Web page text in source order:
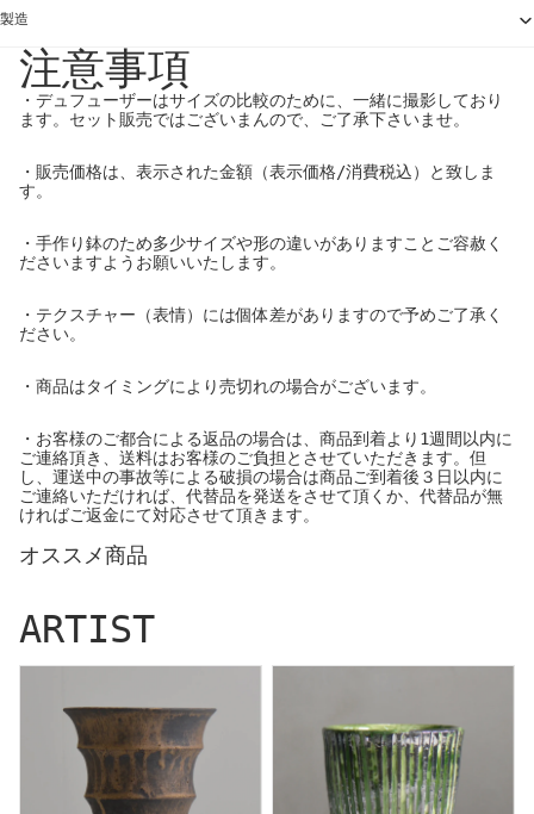
製造
注意事項
・デュフューザーはサイズの比較のために、一緒に撮影しており
ます。セット販売ではございまんので、ご了承下さいませ。
・販売価格は、表示された金額（表示価格/消費税込）と致しま
す。
・手作り鉢のため多少サイズや形の違いがありますことご容赦く
ださいますようお願いいたします。
・テクスチャー（表情）には個体差がありますので予めご了承く
ださい。
・商品はタイミングにより売切れの場合がございます。
・お客様のご都合による返品の場合は、商品到着より1週間以内に
ご連絡頂き、送料はお客様のご負担とさせていただきます。但
し、運送中の事故等による破損の場合は商品ご到着後３日以内に
ご連絡いただければ、代替品を発送をさせて頂くか、代替品が無
ければご返金にて対応させて頂きます。
オススメ商品
ARTIST